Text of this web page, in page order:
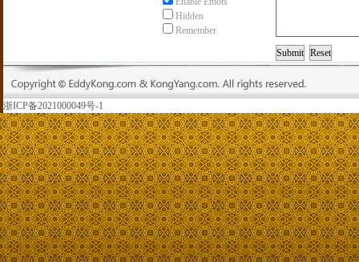
Hidden
Remember
浙ICP备2021000049号-1